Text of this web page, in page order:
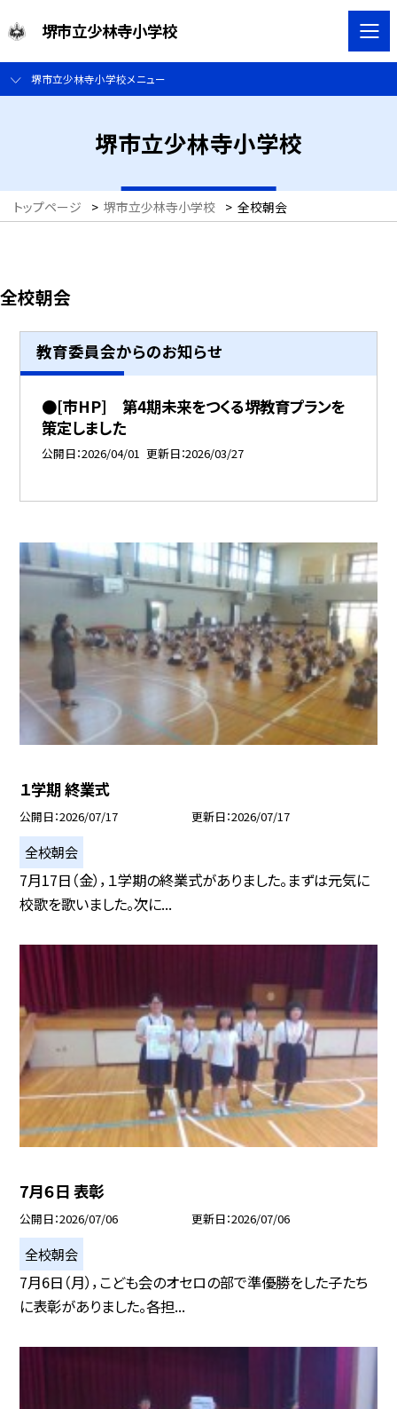
堺市立少林寺小学校
堺市立少林寺小学校メニュー
堺市立少林寺小学校
トップページ > 堺市立少林寺小学校 > 全校朝会
全校朝会
教育委員会からのお知らせ
●[市HP] 第4期未来をつくる堺教育プランを
策定しました
公開日 2026/04/01 更新日 2026/03/27
１学期 終業式
公開日 2026/07/17 更新日 2026/07/17
全校朝会
7月17日（金），１学期の終業式がありました。まずは元気に
校歌を歌いました。次に...
7月６日 表彰
公開日 2026/07/06 更新日 2026/07/06
全校朝会
7月6日（月），こども会のオセロの部で準優勝をした子たち
に表彰がありました。各担...